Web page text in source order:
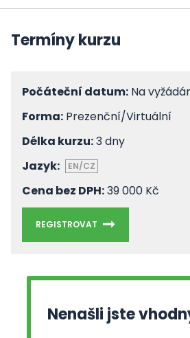
Termíny kurzu
Počáteční datum: Na
Forma: Prezenční/Virtuální
Délka kurzu:3 dny
Jazyk:
EN/CZ
Cena bez DPH:39 000 Kč
REGISTROVAT
Nenašli jste